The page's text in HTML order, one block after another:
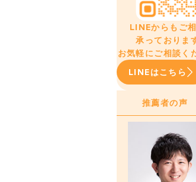
LINEからもご
承っておりま
お気軽にご相談く
LINEはこちら
推薦者の声